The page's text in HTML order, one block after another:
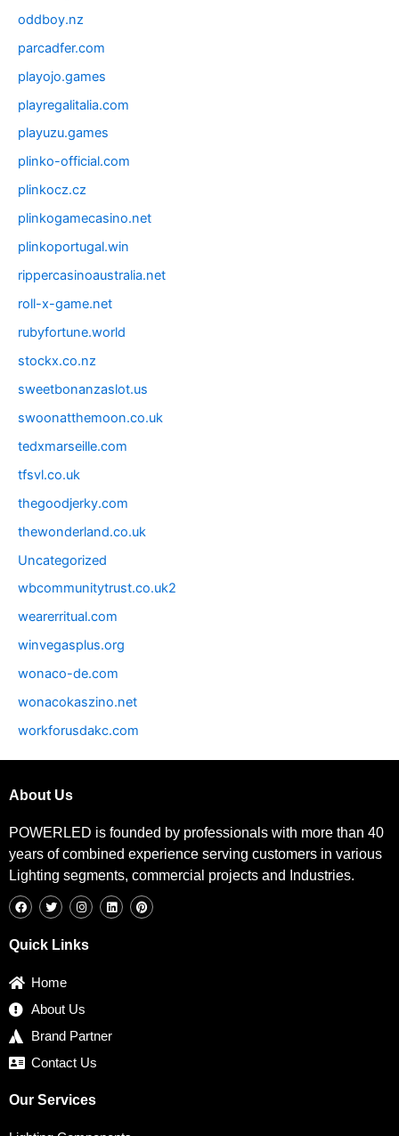
oddboy.nz
parcadfer.com
playojo.games
playregalitalia.com
playuzu.games
plinko-official.com
plinkocz.cz
plinkogamecasino.net
plinkoportugal.win
rippercasinoaustralia.net
roll-x-game.net
rubyfortune.world
stockx.co.nz
sweetbonanzaslot.us
swoonatthemoon.co.uk
tedxmarseille.com
tfsvl.co.uk
thegoodjerky.com
thewonderland.co.uk
Uncategorized
wbcommunitytrust.co.uk2
wearerritual.com
winvegasplus.org
wonaco-de.com
wonacokaszino.net
workforusdakc.com
About Us
POWERLED is founded by professionals with more than 40
years of combined experience serving customers in various
Lighting segments, commercial projects and Industries.
a
c
o
w
i
t
e
n
s
g
i
n
i
n
Quick Links
Home
About Us
Brand Partner
Contact Us
Our Services